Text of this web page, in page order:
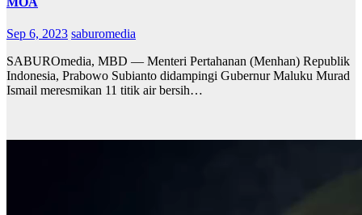
Sep 6, 2023 saburomedia
SABUROmedia, MBD — Menteri Pertahanan (Menhan) Republik
Indonesia, Prabowo Subianto didampingi Gubernur Maluku Murad
Ismail meresmikan 11 titik air bersih…